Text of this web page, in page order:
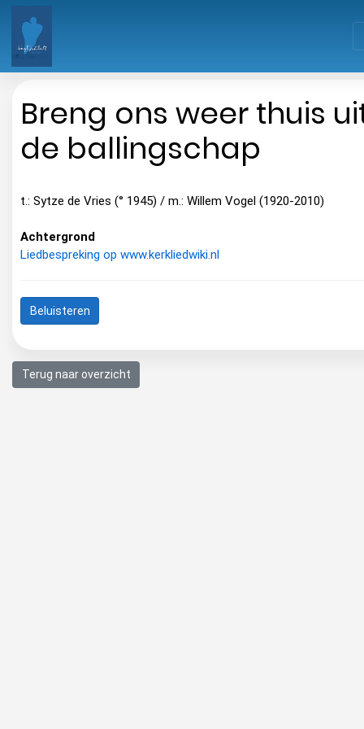
Breng ons weer thuis
de ballingschap
t.: Sytze de Vries (° 1945) / m.: Willem Vogel (1920-2010)
Achtergrond
Liedbespreking op www.kerkliedwiki.nl
Beluisteren
Terug naar overzicht